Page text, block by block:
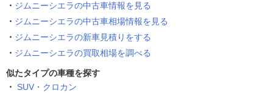
ジムニーシエラの中古車情報を見る
ジムニーシエラの中古車相場情報を見る
ジムニーシエラの新車見積りをする
ジムニーシエラの買取相場を調べる
似たタイプの車種を探す
SUV・クロカン